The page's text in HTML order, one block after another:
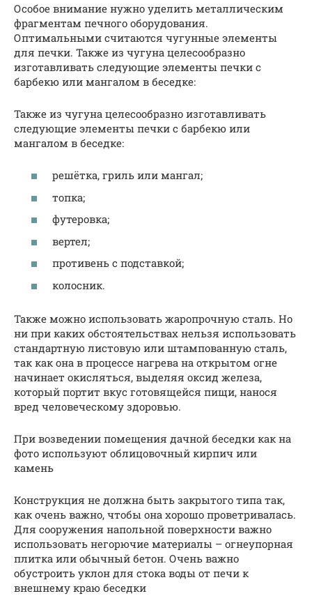
Особое внимание нужно уделить металлическим
фрагментам печного оборудования.
Оптимальными считаются чугунные элементы
для печки. Также из чугуна целесообразно
изготавливать следующие элементы печки с
барбекю или мангалом в беседке:
Также из чугуна целесообразно изготавливать
следующие элементы печки с барбекю или
мангалом в беседке:
решётка, гриль или мангал;
топка;
футеровка;
вертел;
противень с подставкой;
колосник.
Также можно использовать жаропрочную сталь. Но
ни при каких обстоятельствах нельзя использовать
стандартную листовую или штампованную сталь,
так как она в процессе нагрева на открытом огне
начинает окисляться, выделяя оксид железа,
который портит вкус готовящейся пищи, нанося
вред человеческому здоровью.
При возведении помещения дачной беседки как на
фото используют облицовочный кирпич или
камень
Конструкция не должна быть закрытого типа так,
как очень важно, чтобы она хорошо проветривалась.
Для сооружения напольной поверхности важно
использовать негорючие материалы – огнеупорная
плитка или обычный бетон. Очень важно
обустроить уклон для стока воды от печи к
внешнему краю беседки